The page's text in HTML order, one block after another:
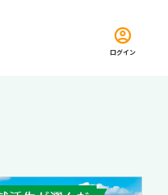
ログイン